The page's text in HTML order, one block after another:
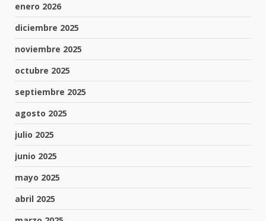
enero 2026
diciembre 2025
noviembre 2025
octubre 2025
septiembre 2025
agosto 2025
julio 2025
junio 2025
mayo 2025
abril 2025